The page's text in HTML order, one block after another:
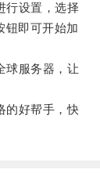
设置，选择
钮即可开始加
服务器，让
好帮手，快